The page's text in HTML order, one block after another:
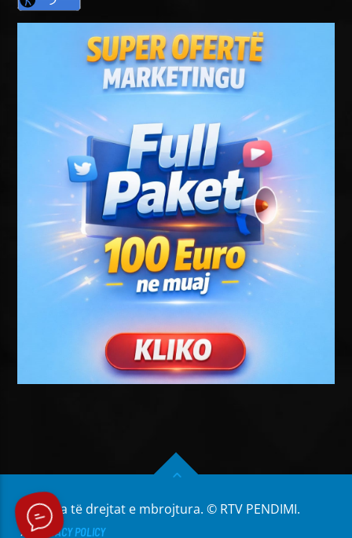
Të gjitha të drejtat e mbrojtura. © RTV PENDIMI.
PRIVACY POLICY